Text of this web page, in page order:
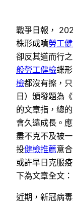
戰爭日報，
株形成噴勞工
卻反其道而行
般勞工健檢蝶
檢都沒有擦，
日）頒發題為
的文章指，總
會久遠成長。
盡不克不及被
投健檢推薦意
或許早日克服
下為文章全文：
近期，新冠病